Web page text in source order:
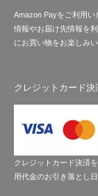
Amazon Payをご利用
情報やお届け先情報を
にお買い物をお楽しみ
クレジットカード決
クレジットカード決済
用代金のお引き落とし